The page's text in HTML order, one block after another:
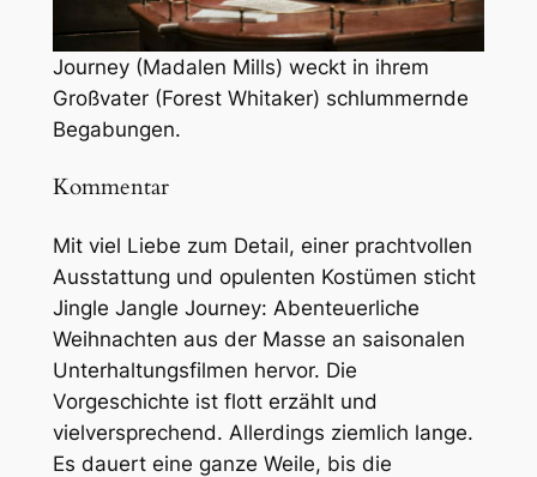
Journey (Madalen Mills) weckt in ihrem
Großvater (Forest Whitaker) schlummernde
Begabungen.
Kommentar
Mit viel Liebe zum Detail, einer prachtvollen
Ausstattung und opulenten Kostümen sticht
Jingle Jangle Journey: Abenteuerliche
Weihnachten aus der Masse an saisonalen
Unterhaltungsfilmen hervor. Die
Vorgeschichte ist flott erzählt und
vielversprechend. Allerdings ziemlich lange.
Es dauert eine ganze Weile, bis die